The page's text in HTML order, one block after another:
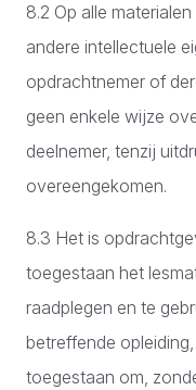
8.2 Op alle
andere intellectuele
opdrachtnemer of
geen enkele wijze
deelnemer, tenzij
overeengekomen.
8.3 Het is
toegestaan het
raadplegen en te
betreffende
toegestaan om,